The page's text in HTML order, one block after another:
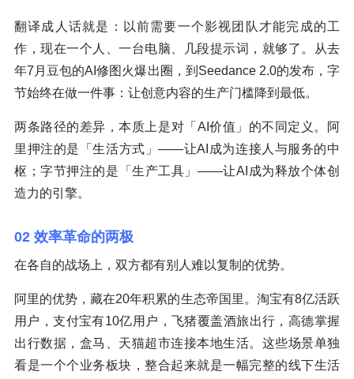
翻译成人话就是：以前需要一个影视团队才能完成的工
作，现在一个人、一台电脑、几段提示词，就够了。从去
年7月豆包的AI修图火爆出圈，到Seedance 2.0的发布，字
节始终在做一件事：让创意内容的生产门槛降到最低。
两条路径的差异，本质上是对「AI价值」的不同定义。阿
里押注的是「生活方式」——让AI成为连接人与服务的中
枢；字节押注的是「生产工具」——让AI成为释放个体创
造力的引擎。
02 效率革命的两极
在各自的战场上，双方都有别人难以复制的优势。
阿里的优势，藏在20年积累的生态帝国里。淘宝有8亿活跃
用户，支付宝有10亿用户，飞猪覆盖酒旅出行，高德掌握
出行数据，盒马、天猫超市连接本地生活。这些场景单独
看是一个个业务板块，整合起来就是一幅完整的线下生活